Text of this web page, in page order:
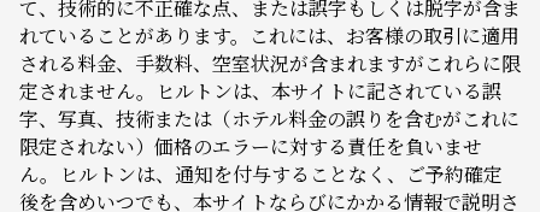
て、技術的に不正確な点、または誤字もしくは脱字が含ま
れていることがあります。これには、お客様の取引に適用
される料金、手数料、空室状況が含まれますがこれらに限
定されません。ヒルトンは、本サイトに記されている誤
字、写真、技術または（ホテル料金の誤りを含むがこれに
限定されない）価格のエラーに対する責任を負いませ
ん。ヒルトンは、通知を付与することなく、ご予約確定
後を含めいつでも、本サイトならびにかかる情報で説明さ